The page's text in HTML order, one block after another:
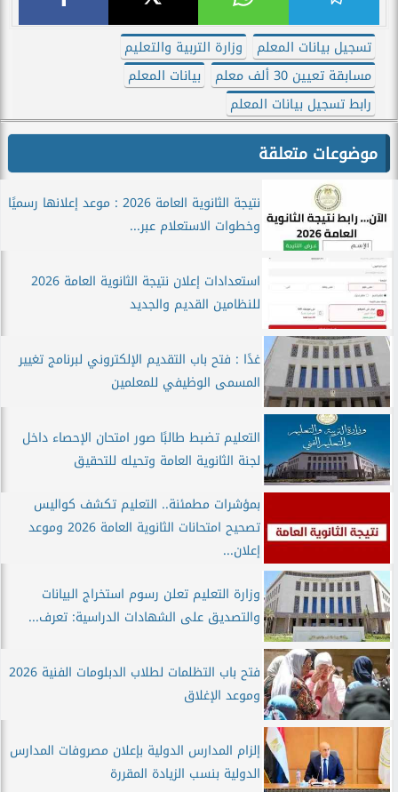
تسجيل بيانات المعلم
وزارة التربية والتعليم
مسابقة تعيين 30 ألف معلم
بيانات المعلم
رابط تسجيل بيانات المعلم
موضوعات متعلقة
نتيجة الثانوية العامة 2026 : موعد إعلانها رسميًا
وخطوات الاستعلام عبر...
استعدادات إعلان نتيجة الثانوية العامة 2026
للنظامين القديم والجديد
غدًا : فتح باب التقديم الإلكتروني لبرنامج تغيير
المسمى الوظيفي للمعلمين
التعليم تضبط طالبًا صور امتحان الإحصاء داخل
لجنة الثانوية العامة وتحيله للتحقيق
بمؤشرات مطمئنة.. التعليم تكشف كواليس
تصحيح امتحانات الثانوية العامة 2026 وموعد
إعلان...
وزارة التعليم تعلن رسوم استخراج البيانات
والتصديق على الشهادات الدراسية: تعرف...
فتح باب التظلمات لطلاب الدبلومات الفنية 2026
وموعد الإغلاق
إلزام المدارس الدولية بإعلان مصروفات المدارس
الدولية بنسب الزيادة المقررة